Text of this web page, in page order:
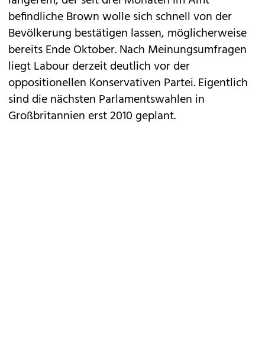
befindliche Brown wolle sich schnell von der
Bevölkerung bestätigen lassen, möglicherweise
bereits Ende Oktober. Nach Meinungsumfragen
liegt Labour derzeit deutlich vor der
oppositionellen Konservativen Partei. Eigentlich
sind die nächsten Parlamentswahlen in
Großbritannien erst 2010 geplant.